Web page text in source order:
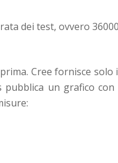
dei test, ovvero 36000
Cree fornisce solo
pubblica un grafico con